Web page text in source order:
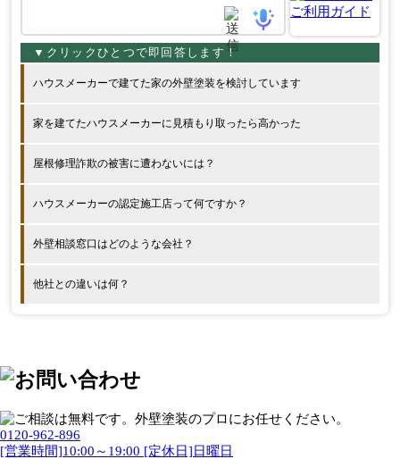
ハウスメーカーで建てた家の外壁塗装を検討しています
家を建てたハウスメーカーに見積もり取ったら高かった
屋根修理詐欺の被害に遭わないには？
ハウスメーカーの認定施工店って何ですか？
外壁相談窓口はどのような会社？
他社との違いは何？
0120-962-896
[営業時間]10:00～19:00 [定休日]日曜日